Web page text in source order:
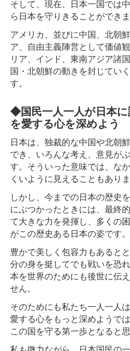
そして、現在、日本一国では
ら日本を守りきることができま
アメリカ、並びに中国、北朝
ア、自由主義陣営として価値
リア、インド、東南アジア諸
国・北朝鮮の動きを封じてい
す。
◆国民一人一人が日本
を愛する心を深めよう
日本は、独裁的な中国や北朝
でき、いろんな考え、意見が
す。そういった意味では、な
くいように見えることもありま
しかし、今までの日本の歴史
にぶつかったときには、最終
て大きな力を発揮し、多くの
がこの歴史ある日本の姿です。
豊かで美しく包容力もあると
分の身を挺してでも戦いを恐
本を世界のためにも後世に伝
せん。
そのためにも私たち一人一人
愛する心をもっと深めようで
この国を守る第一歩となると思